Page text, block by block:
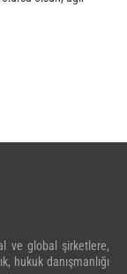
ve global şirketlere,
hukuk danışmanlığı